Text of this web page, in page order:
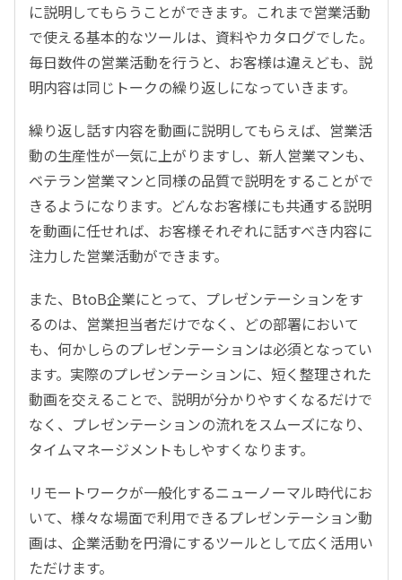
に説明してもらうことができます。これまで営業活動
で使える基本的なツールは、資料やカタログでした。
毎日数件の営業活動を行うと、お客様は違えども、説
明内容は同じトークの繰り返しになっていきます。
繰り返し話す内容を動画に説明してもらえば、営業活
動の生産性が一気に上がりますし、新人営業マンも、
ベテラン営業マンと同様の品質で説明をすることがで
きるようになります。どんなお客様にも共通する説明
を動画に任せれば、お客様それぞれに話すべき内容に
注力した営業活動ができます。
また、BtoB企業にとって、プレゼンテーションをす
るのは、営業担当者だけでなく、どの部署において
も、何かしらのプレゼンテーションは必須となってい
ます。実際のプレゼンテーションに、短く整理された
動画を交えることで、説明が分かりやすくなるだけで
なく、プレゼンテーションの流れをスムーズになり、
タイムマネージメントもしやすくなります。
リモートワークが一般化するニューノーマル時代にお
いて、様々な場面で利用できるプレゼンテーション動
画は、企業活動を円滑にするツールとして広く活用い
ただけます。